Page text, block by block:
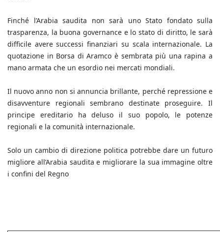
Finché l’Arabia saudita non sarà uno Stato fondato sulla
trasparenza, la buona governance e lo stato di diritto, le sarà
difficile avere successi finanziari su scala internazionale. La
quotazione in Borsa di Aramco è sembrata più una rapina a
mano armata che un esordio nei mercati mondiali.
Il nuovo anno non si annuncia brillante, perché repressione e
disavventure regionali sembrano destinate proseguire. Il
principe ereditario ha deluso il suo popolo, le potenze
regionali e la comunità internazionale.
Solo un cambio di direzione politica potrebbe dare un futuro
migliore all’Arabia saudita e migliorare la sua immagine oltre
i confini del Regno